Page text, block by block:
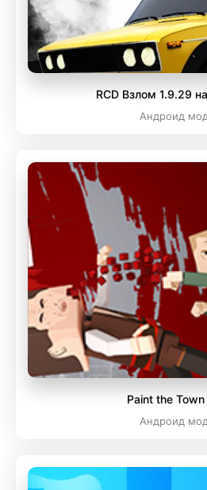
RCD Взлом 1.9.29
Андроид
Paint the Town
Андроид